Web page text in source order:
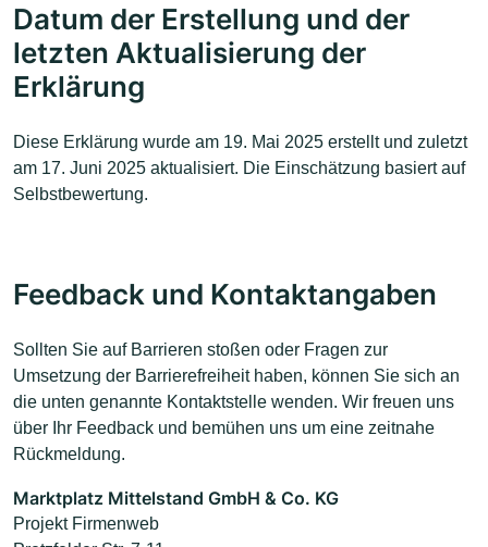
Datum der Erstellung und der
letzten Aktualisierung der
Erklärung
Diese Erklärung wurde am 19. Mai 2025 erstellt und zuletzt
am 17. Juni 2025 aktualisiert. Die Einschätzung basiert auf
Selbstbewertung.
Feedback und Kontaktangaben
Sollten Sie auf Barrieren stoßen oder Fragen zur
Umsetzung der Barrierefreiheit haben, können Sie sich an
die unten genannte Kontaktstelle wenden. Wir freuen uns
über Ihr Feedback und bemühen uns um eine zeitnahe
Rückmeldung.
Marktplatz Mittelstand GmbH & Co. KG
Projekt Firmenweb